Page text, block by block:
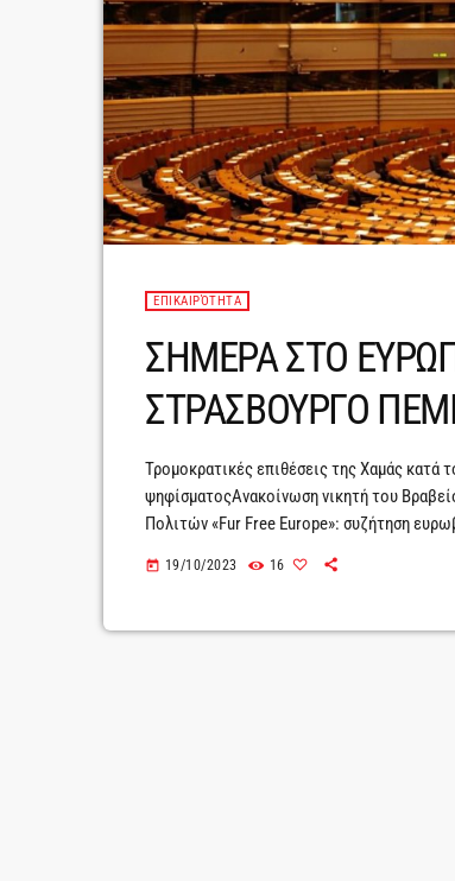
ΕΠΙΚΑΙΡΌΤΗΤΑ
ΣΗΜΕΡΑ ΣΤΟ
ΣΤΡΑΣΒΟΥΡΓΟ
Τρομοκρατικές επιθέσεις της Χαμάς κατά
ψηφίσματοςΑνακοίνωση νικητή του
Πολιτών «Fur Free Europe»: συζήτηση
today 19/10/2023 16